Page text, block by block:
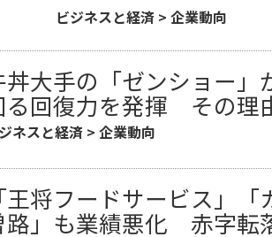
ビジネスと経済> 企業動向
丼大手の「ゼンショー」
る回復力を発揮 その理
ネスと経済 >企業動向
「王将フードサービス」
路」も業績悪化 赤字転